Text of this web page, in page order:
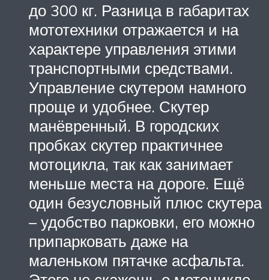
до 300 кг. Разница в габаритах
мототехники отражается и на
характере управления этими
транспортными средствами.
Управление скутером намного
проще и удобнее. Скутер
манёвренный. В городских
пробках скутер практичнее
мотоцикла, так как занимает
меньше места на дороге. Ещё
один безусловный плюс скутера
– удобство парковки, его можно
припарковать даже на
маленьком пятачке асфальта.